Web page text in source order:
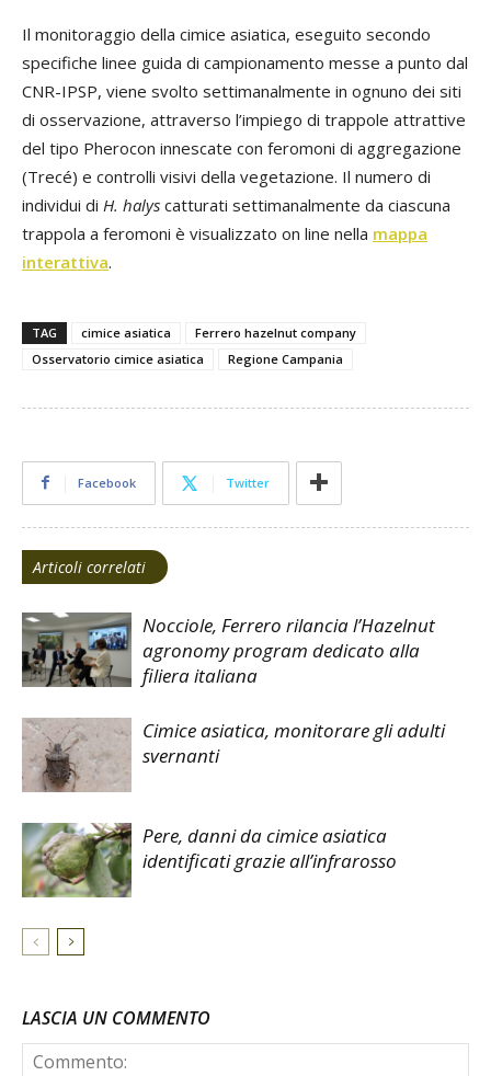
Il monitoraggio della cimice asiatica, eseguito secondo
specifiche linee guida di campionamento messe a punto dal
CNR-IPSP, viene svolto settimanalmente in ognuno dei siti
di osservazione, attraverso l’impiego di trappole attrattive
del tipo Pherocon innescate con feromoni di aggregazione
(Trecé) e controlli visivi della vegetazione. Il numero di
individui di H. halys catturati settimanalmente da ciascuna
trappola a feromoni è visualizzato on line nella mappa
interattiva.
TAG cimice asiatica
Ferrero hazelnut company
Osservatorio cimice asiatica
Regione Campania
Facebook Twitter
Articoli correlati
Nocciole, Ferrero rilancia l’Hazelnut
agronomy program dedicato alla
filiera italiana
Cimice asiatica, monitorare gli adulti
svernanti
Pere, danni da cimice asiatica
identificati grazie all’infrarosso
LASCIA UN COMMENTO